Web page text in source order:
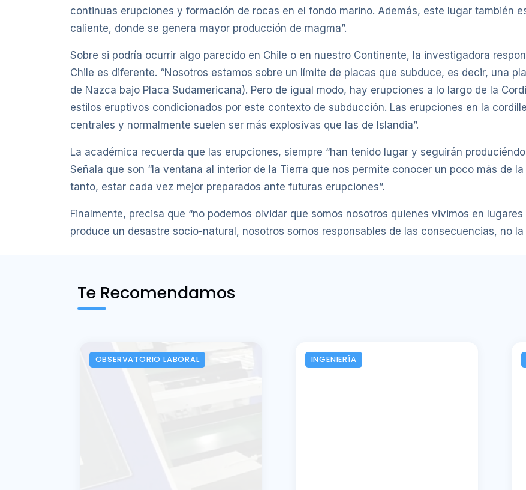
continuas erupciones y formación de rocas en el fondo marino. Además, este lugar también
caliente, donde se genera mayor producción de magma”.
Sobre si podría ocurrir algo parecido en Chile o en nuestro Continente, la investigadora
Chile es diferente. “Nosotros estamos sobre un límite de placas que subduce, es decir, una
de Nazca bajo Placa Sudamericana). Pero de igual modo, hay erupciones a lo largo de la
estilos eruptivos condicionados por este contexto de subducción. Las erupciones en la
centrales y normalmente suelen ser más explosivas que las de Islandia”.
La académica recuerda que las erupciones, siempre “han tenido lugar y seguirán
Señala que son “la ventana al interior de la Tierra que nos permite conocer un poco más de
tanto, estar cada vez mejor preparados ante futuras erupciones”.
Finalmente, precisa que “no podemos olvidar que somos nosotros quienes vivimos en
produce un desastre socio-natural, nosotros somos responsables de las consecuencias, no la
Te Recomendamos
OBSERVATORIO LABORAL INGENIERÍA